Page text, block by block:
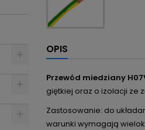
OPIS
Przewód miedziany
giętkiej oraz o izolacji ze
Zastosowanie: do
warunki wymagają